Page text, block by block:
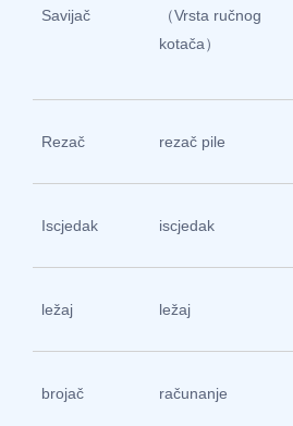
Savijač
（Vrsta ručnog
kotača）
Rezač rezač pile
Iscjedak iscjedak
ležaj ležaj
brojač računanje